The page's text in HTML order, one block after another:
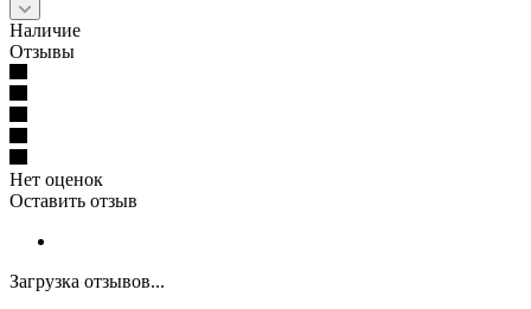
Наличие
Отзывы
Нет оценок
Оставить отзыв
Загрузка отзывов...